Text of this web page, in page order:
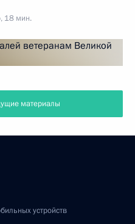
18 мин.
материалы
устройств